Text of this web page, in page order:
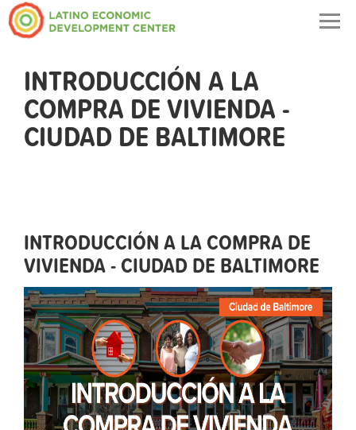
INTRODUCCIÓN A LA
COMPRA DE VIVIENDA -
CIUDAD DE BALTIMORE
INTRODUCCIÓN A LA COMPRA DE
VIVIENDA - CIUDAD DE BALTIMORE